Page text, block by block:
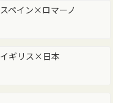
スペイン×ロマーノ
イギリス×日本